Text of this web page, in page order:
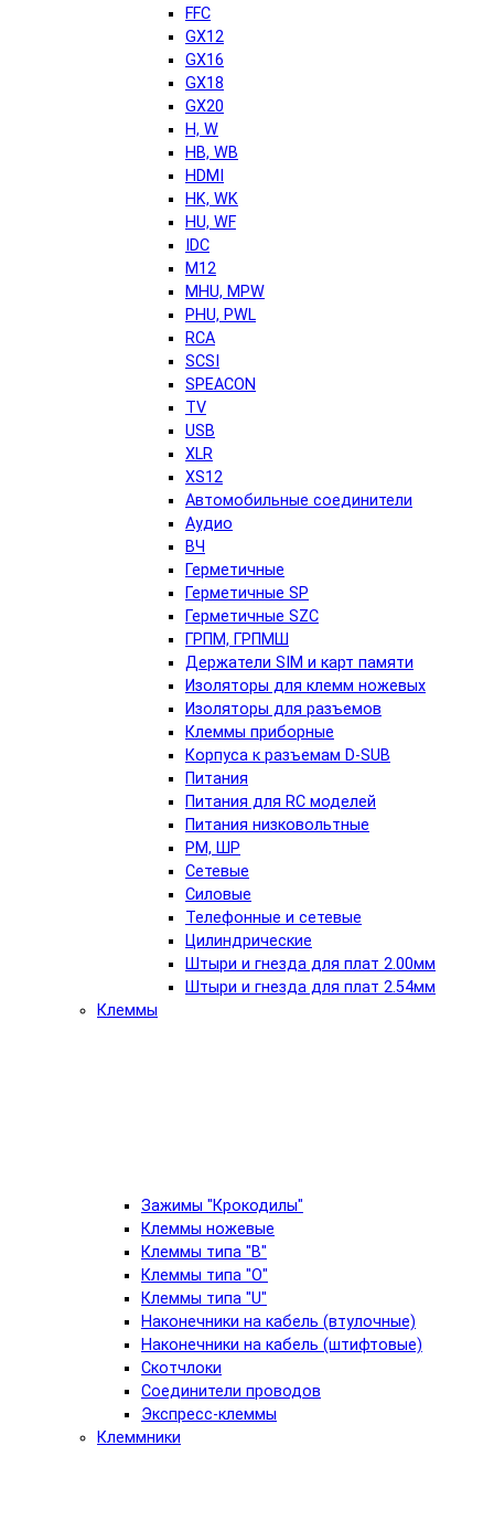
FFC
GX12
GX16
GX18
GX20
H, W
HB, WB
HDMI
HK, WK
HU, WF
IDC
M12
MHU, MPW
PHU, PWL
RCA
SCSI
SPEACON
TV
USB
XLR
XS12
Автомобильные соединители
Аудио
ВЧ
Герметичные
Герметичные SP
Герметичные SZC
ГРПМ, ГРПМШ
Держатели SIM и карт памяти
Изоляторы для клемм ножевых
Изоляторы для разъемов
Клеммы приборные
Корпуса к разъемам D-SUB
Питания
Питания для RC моделей
Питания низковольтные
РМ, ШР
Сетевые
Силовые
Телефонные и сетевые
Цилиндрические
Штыри и гнезда для плат 2.00мм
Штыри и гнезда для плат 2.54мм
Клеммы
Зажимы "Крокодилы"
Клеммы ножевые
Клеммы типа "B"
Клеммы типа "O"
Клеммы типа "U"
Наконечники на кабель (втулочные)
Наконечники на кабель (штифтовые)
Скотчлоки
Соединители проводов
Экспресс-клеммы
Клеммники